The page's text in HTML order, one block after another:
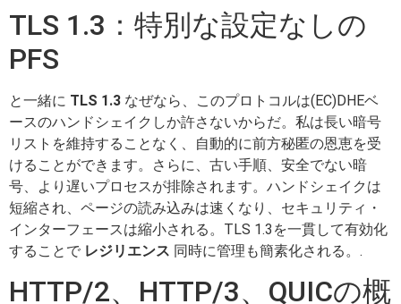
TLS 1.3：特別な設定なしの
PFS
と一緒に TLS 1.3 なぜなら、このプロトコルは(EC)DHEベ
ースのハンドシェイクしか許さないからだ。私は長い暗号
リストを維持することなく、自動的に前方秘匿の恩恵を受
けることができます。さらに、古い手順、安全でない暗
号、より遅いプロセスが排除されます。ハンドシェイクは
短縮され、ページの読み込みは速くなり、セキュリティ・
インターフェースは縮小される。TLS 1.3を一貫して有効化
することで レジリエンス 同時に管理も簡素化される。.
HTTP/2、HTTP/3、QUICの概